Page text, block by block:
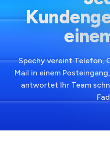
Spechy vereint Telefon,
Mail in einem
antwortet Ihr Team